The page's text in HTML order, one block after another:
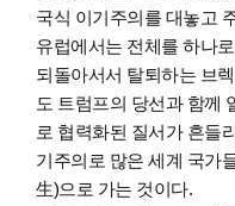
국식 이기주의를 대놓고
유럽에서는 전체를 하나
되돌아서서 탈퇴하는 브
도 트럼프의 당선과 함께
로 협력화된 질서가 흔들
기주의로 많은 세계 국가
生)으로 가는 것이다.